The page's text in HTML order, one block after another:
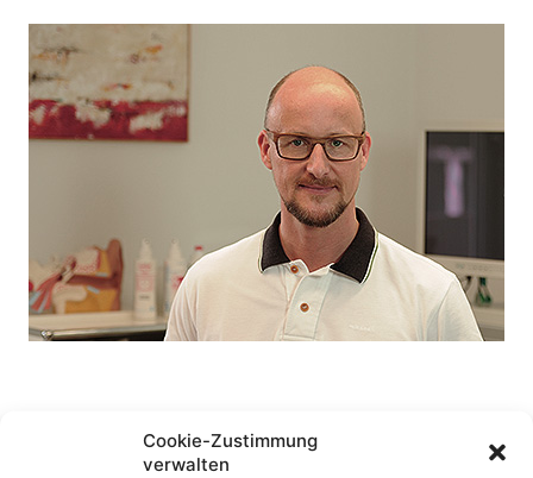
Cookie-Zustimmung
verwalten
DR. MED. EVA FISCHER-KRALL